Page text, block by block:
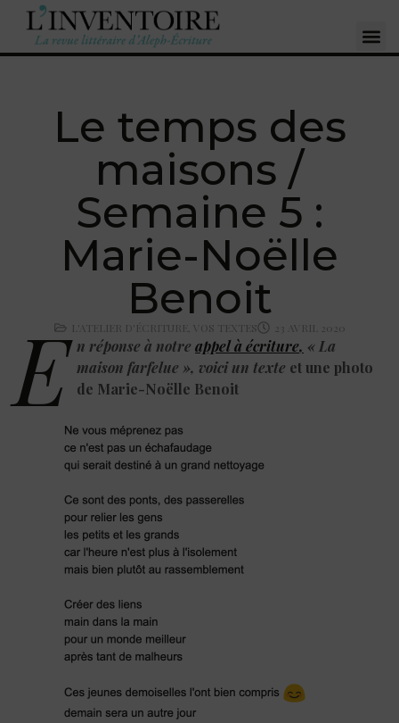
Le temps des
maisons /
Semaine 5 :
Marie-Noëlle
Benoit
L'ATELIER D'ÉCRITURE VOS TEXTES 23 AVRIL 2020
E n réponse à notre appel à écriture, « La
maison farfelue », voici un texte et une photo
de Marie-Noëlle Benoit